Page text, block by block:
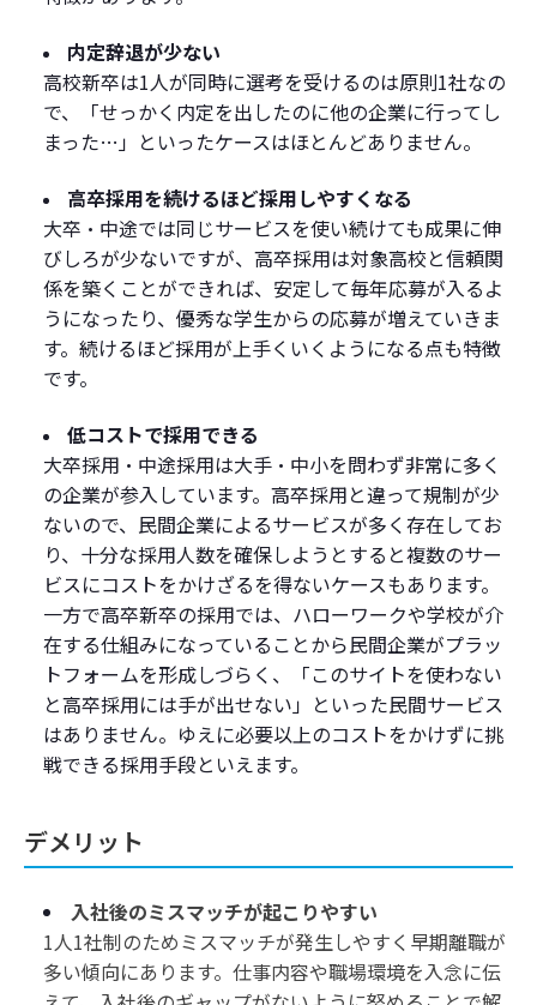
内定辞退が少ない
高校新卒は1人が同時に選考を受けるのは原則1社なの
で、「せっかく内定を出したのに他の企業に行ってし
まった…」といったケースはほとんどありません。
高卒採用を続けるほど採用しやすくなる
大卒・中途では同じサービスを使い続けても成果に伸
びしろが少ないですが、高卒採用は対象高校と信頼関
係を築くことができれば、安定して毎年応募が入るよ
うになったり、優秀な学生からの応募が増えていきま
す。続けるほど採用が上手くいくようになる点も特徴
です。
低コストで採用できる
大卒採用・中途採用は大手・中小を問わず非常に多く
の企業が参入しています。高卒採用と違って規制が少
ないので、民間企業によるサービスが多く存在してお
り、十分な採用人数を確保しようとすると複数のサー
ビスにコストをかけざるを得ないケースもあります。
一方で高卒新卒の採用では、ハローワークや学校が介
在する仕組みになっていることから民間企業がプラッ
トフォームを形成しづらく、「このサイトを使わない
と高卒採用には手が出せない」といった民間サービス
はありません。ゆえに必要以上のコストをかけずに挑
戦できる採用手段といえます。
デメリット
入社後のミスマッチが起こりやすい
1人1社制のためミスマッチが発生しやすく早期離職が
多い傾向にあります。仕事内容や職場環境を入念に伝